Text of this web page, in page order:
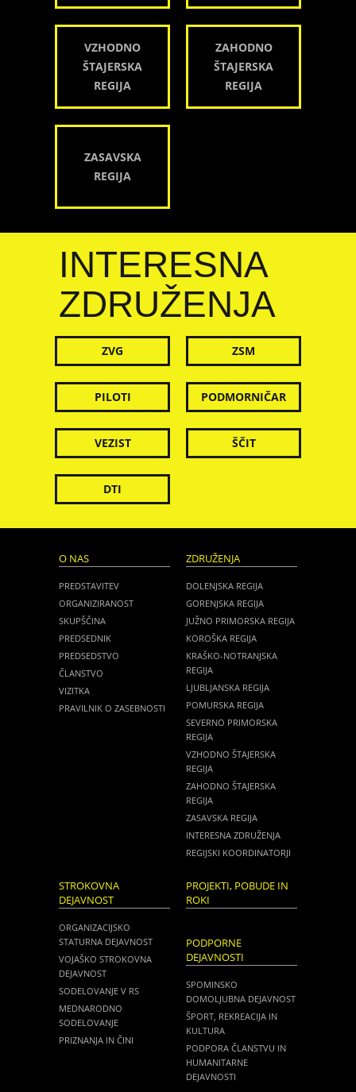
VZHODNO
ŠTAJERSKA
REGIJA
ZAHODNO
ŠTAJERSKA
REGIJA
ZASAVSKA
REGIJA
INTERESNA
ZDRUŽENJA
ZVG ZSM
PILOTI PODMORNIČAR
VEZIST ŠČIT
DTI
O NAS
PREDSTAVITEV
ORGANIZIRANOST
SKUPŠČINA
PREDSEDNIK
PREDSEDSTVO
ČLANSTVO
VIZITKA
PRAVILNIK O ZASEBNOSTI
ZDRUŽENJA
DOLENJSKA REGIJA
GORENJSKA REGIJA
JUŽNO PRIMORSKA REGIJA
KOROŠKA REGIJA
KRAŠKO-NOTRANJSKA
REGIJA
LJUBLJANSKA REGIJA
POMURSKA REGIJA
SEVERNO PRIMORSKA
REGIJA
VZHODNO ŠTAJERSKA
REGIJA
ZAHODNO ŠTAJERSKA
REGIJA
ZASAVSKA REGIJA
INTERESNA ZDRUŽENJA
REGIJSKI KOORDINATORJI
STROKOVNA
DEJAVNOST
ORGANIZACIJSKO
STATURNA DEJAVNOST
VOJAŠKO STROKOVNA
DEJAVNOST
SODELOVANJE V RS
MEDNARODNO
SODELOVANJE
PRIZNANJA IN ČINI
PROJEKTI, POBUDE IN
ROKI
PODPORNE
DEJAVNOSTI
SPOMINSKO
DOMOLJUBNA DEJAVNOST
ŠPORT, REKREACIJA IN
KULTURA
PODPORA ČLANSTVU IN
HUMANITARNE
DEJAVNOSTI